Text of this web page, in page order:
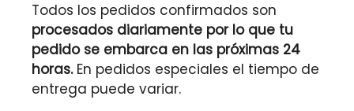
Todos los pedidos confirmados son
procesados diariamente por lo que tu
pedido se embarca en las próximas 24
horas.En pedidos especiales el tiempo de
entrega puede variar.